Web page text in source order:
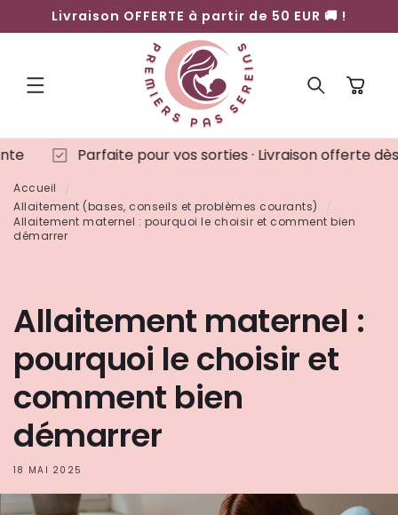
PASSER
AU
Livraison OFFERTE à partir de 50 EUR 🚚 !
Panier
Parfaite pour vos sorties · Livraison offerte dès 50 €
Accueil
Allaitement (bases, conseils et problèmes courants)
Allaitement maternel : pourquoi le choisir et comment bien
démarrer
Allaitement maternel :
pourquoi le choisir et
comment bien
démarrer
18 MAI 2025